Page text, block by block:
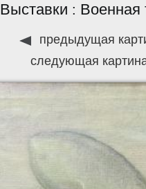
Выставки : Военная
предыдущая
следующая